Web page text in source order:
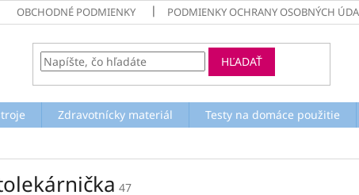
OBCHODNÉ PODMIENKY PODMIENKY OCHRANY OSOBNÝCH
HĽADAŤ
Zdravotnícky materiál Testy na domáce použitie
47